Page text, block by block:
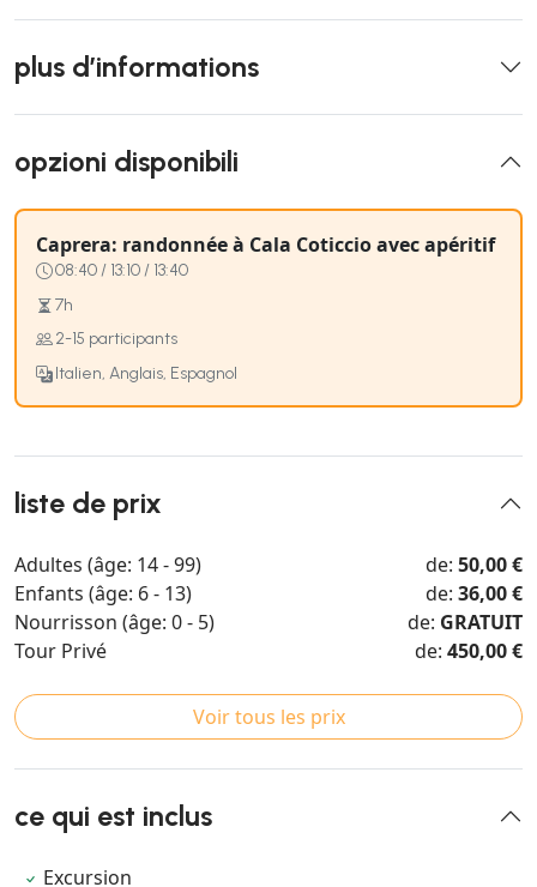
plus d’informations
opzioni disponibili
Caprera: randonnée à Cala Coticcio avec apéritif
08:40 / 13:10 / 13:40
7h
2-15 participants
Italien, Anglais, Espagnol
liste de prix
Adultes (âge: 14 - 99) de: 50,00 €
Enfants (âge: 6 - 13)
de: 36,00 €
Nourrisson (âge: 0 - 5)
de: GRATUIT
Tour Privé
de: 450,00 €
Voir tous les prix
ce qui est inclus
Excursion